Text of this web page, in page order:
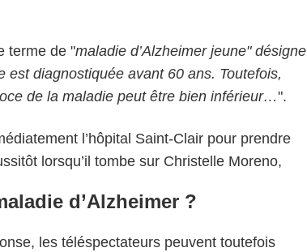
terme de "maladie d’Alzheimer jeune" désigne
est diagnostiquée avant 60 ans. Toutefois,
de la maladie peut être bien inférieur…".
l’hôpital Saint-Clair pour prendre
lorsqu’il tombe sur Christelle Moreno,
d’Alzheimer ?
les téléspectateurs peuvent toutefois